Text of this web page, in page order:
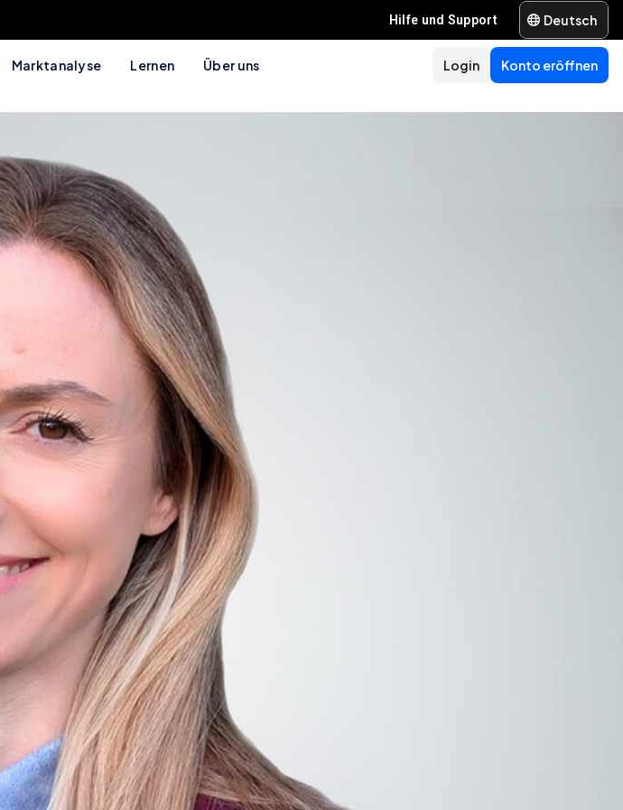
Hilfe und Support Deutsch
Marktanalyse Lernen Über uns Konto eröffnen
Login